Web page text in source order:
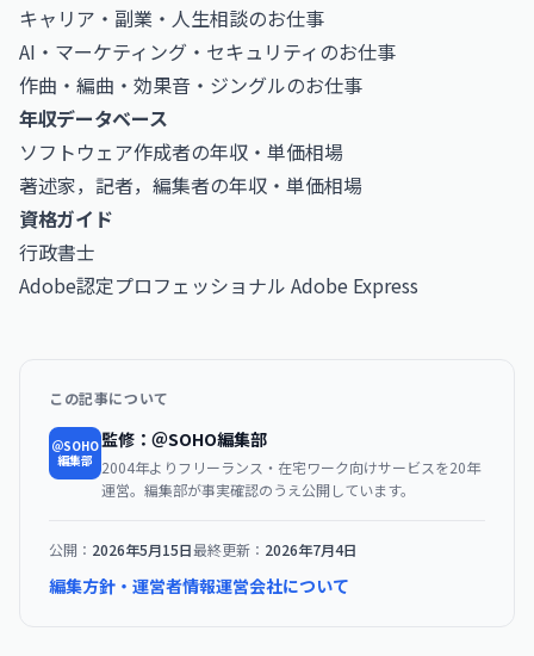
キャリア・副業・人生相談のお仕事
AI・マーケティング・セキュリティのお仕事
作曲・編曲・効果音・ジングルのお仕事
年収データベース
ソフトウェア作成者の年収・単価相場
著述家，記者，編集者の年収・単価相場
資格ガイド
行政書士
Adobe認定プロフェッショナル Adobe Express
この記事について
＠SOHO
編集部
監修：＠SOHO編集部
2004年よりフリーランス・在宅ワーク向けサービスを20年
運営。編集部が事実確認のうえ公開しています。
公開： 2026年5月15日最終更新： 2026年7月4日
編集方針・運営者情報運営会社について